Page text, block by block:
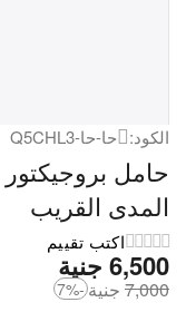
الكود: حا-حا-Q5CHL3
المدى القريب
اكتب تقييم
جنية 6,500
جنية‎7,000
-7%